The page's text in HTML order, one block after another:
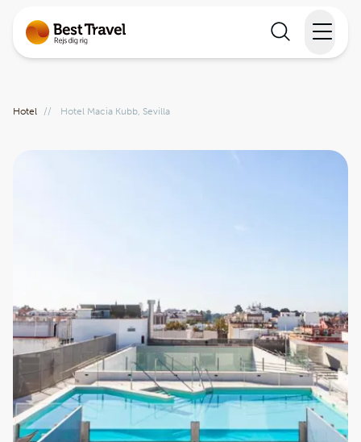
Min Rejse
Hotel // Hotel Macia Kubb, Sevilla